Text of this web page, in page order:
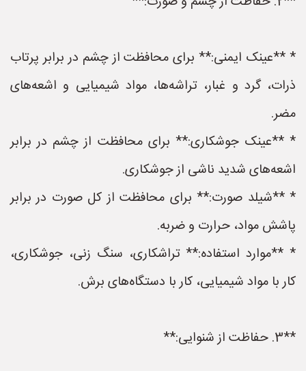
* **عینک ایمنی:** برای محافظت از چشم در برابر پرتاب
ذرات، گرد و غبار، تراشه‌ها، مواد شیمیایی و اشعه‌های
مضر.
* **عینک جوشکاری:** برای محافظت از چشم در برابر
اشعه‌های شدید ناشی از جوشکاری.
* **شیلد صورت:** برای محافظت از کل صورت در برابر
پاشش مواد، حرارت و ضربه.
* **موارد استفاده:** تراشکاری، سنگ زنی، جوشکاری،
کار با مواد شیمیایی، کار با دستگاه‌های برش.
**3. حفاظت از شنوایی:**